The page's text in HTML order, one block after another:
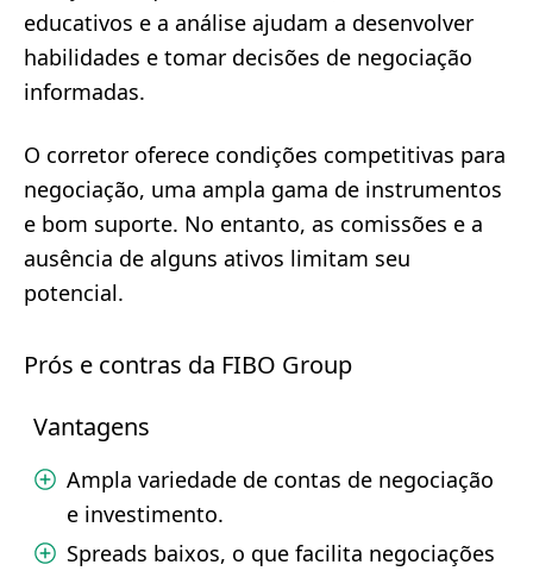
educativos e a análise ajudam a desenvolver
habilidades e tomar decisões de negociação
informadas.
O corretor oferece condições competitivas para
negociação, uma ampla gama de instrumentos
e bom suporte. No entanto, as comissões e a
ausência de alguns ativos limitam seu
potencial.
Prós e contras da FIBO Group
Vantagens
Ampla variedade de contas de negociação
e investimento.
Spreads baixos, o que facilita negociações